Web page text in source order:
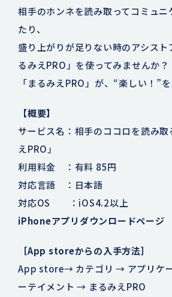
相手のホンネを読み取ってコミュニ
たり、
盛り上がりが足りない時のアシスト
るみえPRO」を使ってみませんか？
「まるみえPRO」が、“楽しい！”
【概要】
サービス名：相手のココロを読み
えPRO」
利用料金 ：有料 85円
対応言語 ：日本語
対応OS ：iOS4.2以上
iPhoneアプリダウンロードページ
［App storeからの入手方法］
App store→ カテゴリ → アプリケ
ーテイメント → まるみえPRO